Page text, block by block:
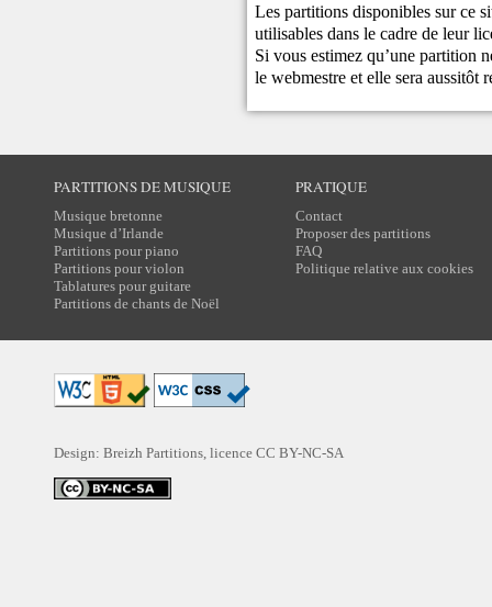
Les partitions disponibles sur ce
utilisables dans le cadre de leur
Si vous estimez qu’une partition
lewebmestre et elle sera aussitôt
PARTITIONS DE MUSIQUE
Musique bretonne
Musique d’Irlande
Partitions pour piano
Partitions pour violon
Tablatures pour guitare
Partitions de chants de Noël
PRATIQUE
Contact
Proposer des partitions
FAQ
Politique relative aux cookies
Design: Breizh Partitions, licence CC BY-NC-SA